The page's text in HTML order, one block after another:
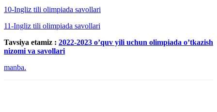
10-Ingliz tili olimpiada savollari
11-Ingliz tili olimpiada savollari
Tavsiya etamiz : 2022-2023 o’quv yili uchun olimpiada o’tkazish
nizomi va savollari
manba.